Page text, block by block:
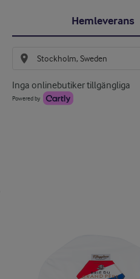
Hemleverans
Inga onlinebutiker tillgängliga
Powered by